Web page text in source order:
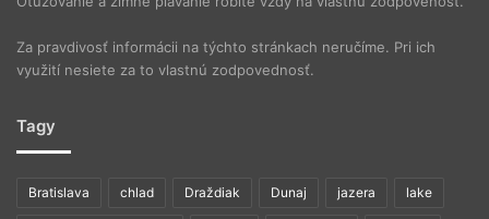
Za pravdivosť informácii na týchto stránkach neručíme. Pri ich
využití nesiete za to vlastnú zodpovednosť.
Tagy
Bratislava chlad Draždiak Dunaj jazera lake